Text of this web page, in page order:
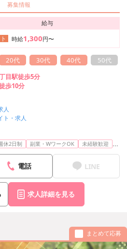
募集情報
給与
時給1,300円〜
20代 30代 40代
50代
目駅徒歩5分
歩10分
人
ト・求人
休2日制 副業・WワークOK 未経験歓迎 ...
電話 LINE
求人詳細を見る
まとめて応募